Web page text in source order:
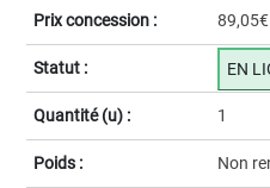
Prix concession : 89,05€
Statut : EN
Quantité (u) : 1
Poids : Non